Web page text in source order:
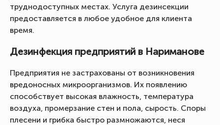
труднодоступных местах. Услуга дезинсекции
предоставляется в любое удобное для клиента
время.
Дезинфекция предприятий в Нариманове
Предприятия не застрахованы от возникновения
вредоносных микроорганизмов. Их появлению
способствует высокая влажность, температура
воздуха, промерзание стен и пола, сырость. Споры
плесени и грибка быстро размножаются, неся